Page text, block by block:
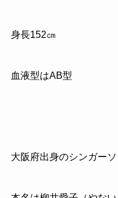
身長152㎝
血液型はAB型
大阪府出身のシンガー